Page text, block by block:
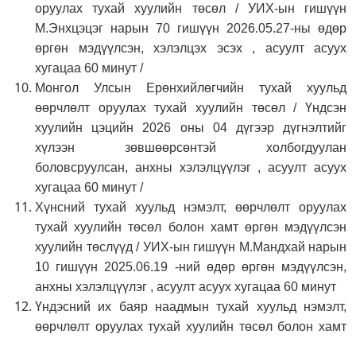
оруулах тухай хуулийн төсөл / УИХ-ын гишүүн
М.Энхцэцэг нарын 70 гишүүн 2026.05.27-ны өдөр
өргөн мэдүүлсэн, хэлэлцэх эсэх , асуулт асуух
хугацаа 60 минут /
Монгол Улсын Ерөнхийлөгчийн тухай хуульд
өөрчлөлт оруулах тухай хуулийн төсөл / Үндсэн
хуулийн цэцийн 2026 оны 04 дүгээр дүгнэлтийг
хүлээн зөвшөөрсөнтэй холбогдуулан
боловсруулсан, анхны хэлэлцүүлэг , асуулт асуух
хугацаа 60 минут /
Хүнсний тухай хуульд нэмэлт, өөрчлөлт оруулах
тухай хуулийн төсөл болон хамт өргөн мэдүүлсэн
хуулийн төслүүд / УИХ-ын гишүүн М.Мандхай нарын
10 гишүүн 2025.06.19 -ний өдөр өргөн мэдүүлсэн,
анхны хэлэлцүүлэг , асуулт асуух хугацаа 60 минут
Үндэсний их баяр наадмын тухай хуульд нэмэлт,
өөрчлөлт оруулах тухай хуулийн төсөл болон хамт